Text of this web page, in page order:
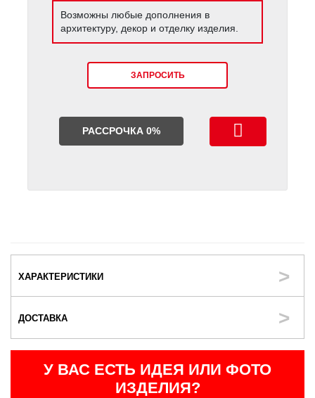
Возможны любые дополнения в
архитектуру, декор и отделку изделия.
ЗАПРОСИТЬ
РАССРОЧКА 0%
ХАРАКТЕРИСТИКИ
ДОСТАВКА
У ВАС ЕСТЬ ИДЕЯ ИЛИ ФОТО
ИЗДЕЛИЯ?